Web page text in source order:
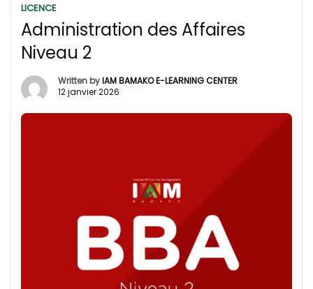
LICENCE
Administration des Affaires
Niveau 2
Written byIAM BAMAKO E-LEARNING CENTER
12 janvier 2026